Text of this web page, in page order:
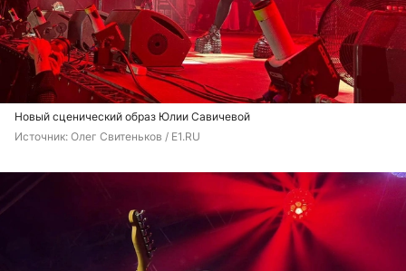
Новый сценический образ Юлии Савичевой
Источник: Олег Свитеньков / E1.RU